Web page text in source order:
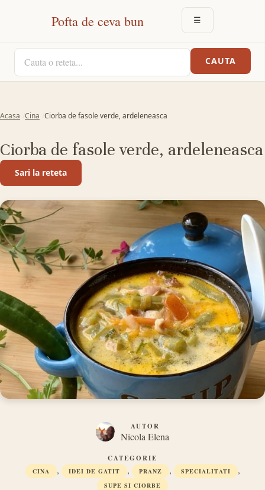
Pofta de ceva bun ☰DESCHIDE
CAUTA O RETETA
CAUTA
Acasa Cina Ciorba de fasole verde, ardeleneasca
Ciorba de fasole verde, ardeleneasca
Sari la reteta
AUTOR
Nicola Elena
CATEGORIE
CINA , IDEI DE GATIT , PRANZ , SPECIALITATI ,
SUPE SI CIORBE